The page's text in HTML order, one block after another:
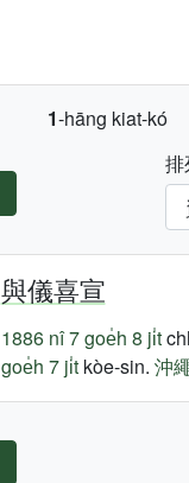
1-hāng kiat-kó
排
與儀喜宣
1886 nî7 goe̍h 8 ji̍t
goe̍h 7 ji̍tkòe-sin. 沖